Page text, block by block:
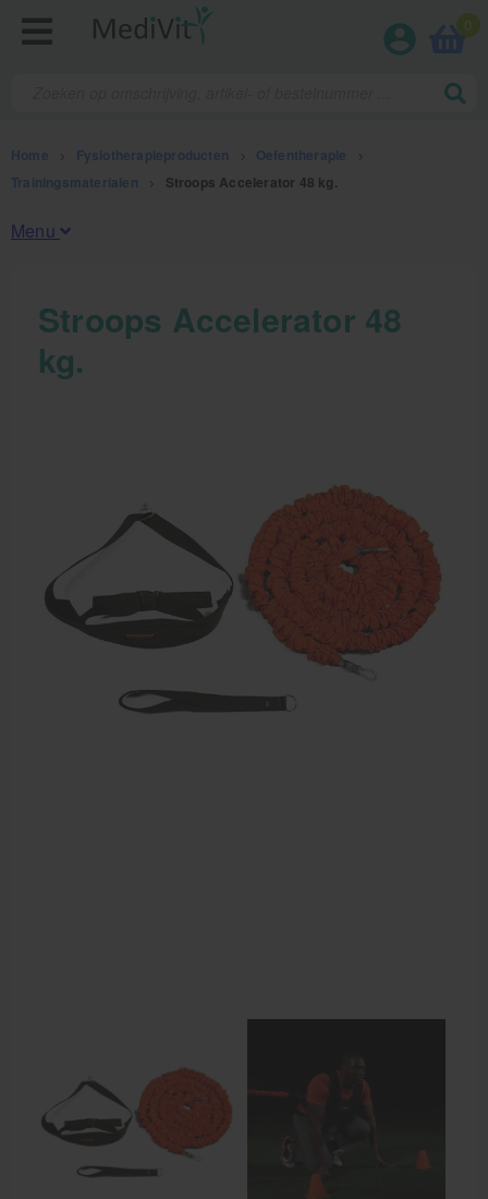
0
Home Fysiotherapieproducten Oefentherapie
Trainingsmaterialen
Stroops Accelerator 48 kg.
Menu
Fysiotherapieproducten
Oefentherapie
Echogel & Ultrasoundgel
Verbruiksmaterialen
Massagetafels
Stroops Accelerator 48
kg.